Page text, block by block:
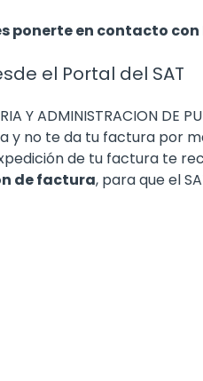
en contacto con
el Portal del SAT
ADMINISTRACION DE
y no te da tu factura por
de tu factura te
de factura, para que el